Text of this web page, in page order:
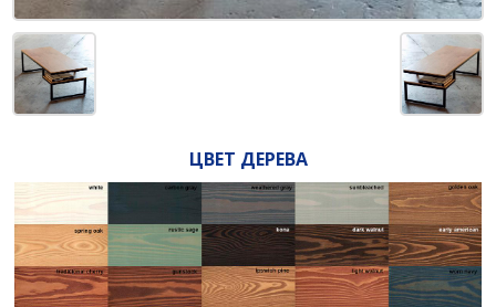
ЦВЕТ ДЕРЕВА